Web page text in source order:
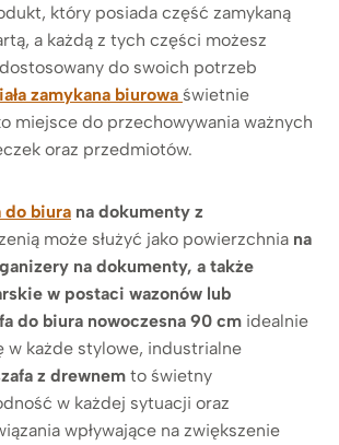
który posiada część zamykaną
a każdą z tych części możesz
do swoich potrzeb
zamykana biurowa świetnie
miejsce do przechowywania ważnych
oraz przedmiotów.
do biura na dokumenty z
może służyć jako powierzchnia na
na dokumenty, a także
w postaci wazonów lub
do biura nowoczesna 90 cm idealnie
w każde stylowe, industrialne
z drewnem to świetny
w każdej sytuacji oraz
wpływające na zwiększenie